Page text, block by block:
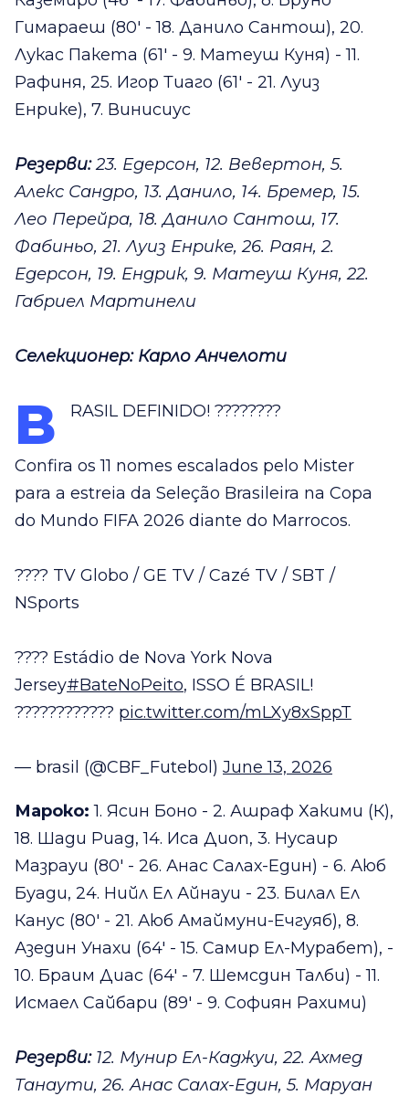
Гимараеш (80' - 18. Данило Сантош), 20.
Лукас Пакета (61' - 9. Матеуш Куня) - 11.
Рафиня, 25. Игор Тиаго (61' - 21. Луиз
Енрике), 7. Винисиус
Резерви:23. Едерсон, 12. Вевертон, 5.
Алекс Сандро, 13. Данило, 14. Бремер, 15.
Лео Перейра, 18. Данило Сантош, 17.
Фабиньо, 21. Луиз Енрике, 26. Раян, 2.
Едерсон, 19. Ендрик, 9. Матеуш Куня, 22.
Габриел Мартинели
Селекционер: Карло Анчелоти
B RASIL DEFINIDO! ????????
Confira os 11 nomes escalados pelo Mister
para a estreia da Seleção Brasileira na Copa
do Mundo FIFA 2026 diante do Marrocos.
???? TV Globo / GE TV / Cazé TV / SBT /
NSports
????️ Estádio de Nova York Nova
Jersey#BateNoPeito, ISSO É BRASIL!
???????????? pic.twitter.com/mLXy8xSppT
— brasil (@CBF_Futebol) June 13, 2026
Мароко: 1. Ясин Боно - 2. Ашраф Хакими (К),
18. Шади Риад, 14. Иса Диоп, 3. Нусаир
Мазрауи (80' - 26. Анас Салах-Един) - 6. Аюб
Буади, 24. Нийл Ел Айнауи - 23. Билал Ел
Канус (80' - 21. Аюб Амаймуни-Ечгуяб), 8.
Азедин Унахи (64' - 15. Самир Ел-Мурабет), -
10. Браим Диас (64' - 7. Шемсдин Талби) - 11.
Исмаел Сайбари (89' - 9. Софиян Рахими)
Резерви: 12. Мунир Ел-Каджуи, 22. Ахмед
Танаути, 26. Анас Салах-Един, 5. Маруан